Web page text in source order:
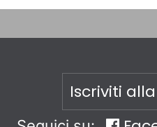
Iscriviti